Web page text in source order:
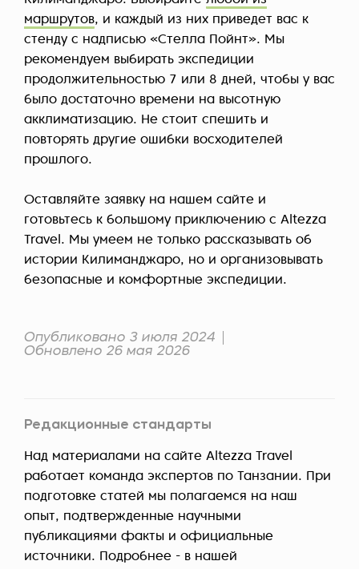
маршрутов, и каждый из них приведет вас к
стенду с надписью «Стелла Пойнт». Мы
рекомендуем выбирать экспедиции
продолжительностью 7 или 8 дней, чтобы у вас
было достаточно времени на высотную
акклиматизацию. Не стоит спешить и
повторять другие ошибки восходителей
прошлого.
Оставляйте заявку на нашем сайте и
готовьтесь к большому приключению с Altezza
Travel. Мы умеем не только рассказывать об
истории Килиманджаро, но и организовывать
безопасные и комфортные экспедиции.
Опубликовано 3 июля 2024
Обновлено 26 мая 2026
Редакционные стандарты
Над материалами на сайте Altezza Travel
работает команда экспертов по Танзании. При
подготовке статей мы полагаемся на наш
опыт, подтвержденные научными
публикациями факты и официальные
источники. Подробнее - в нашей